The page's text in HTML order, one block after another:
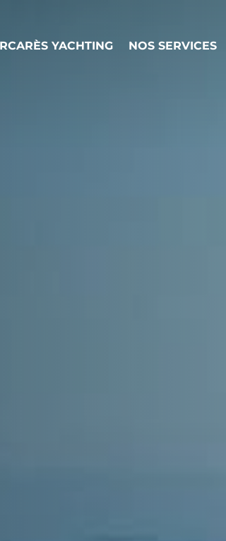
YACHTING NOS SERVICES